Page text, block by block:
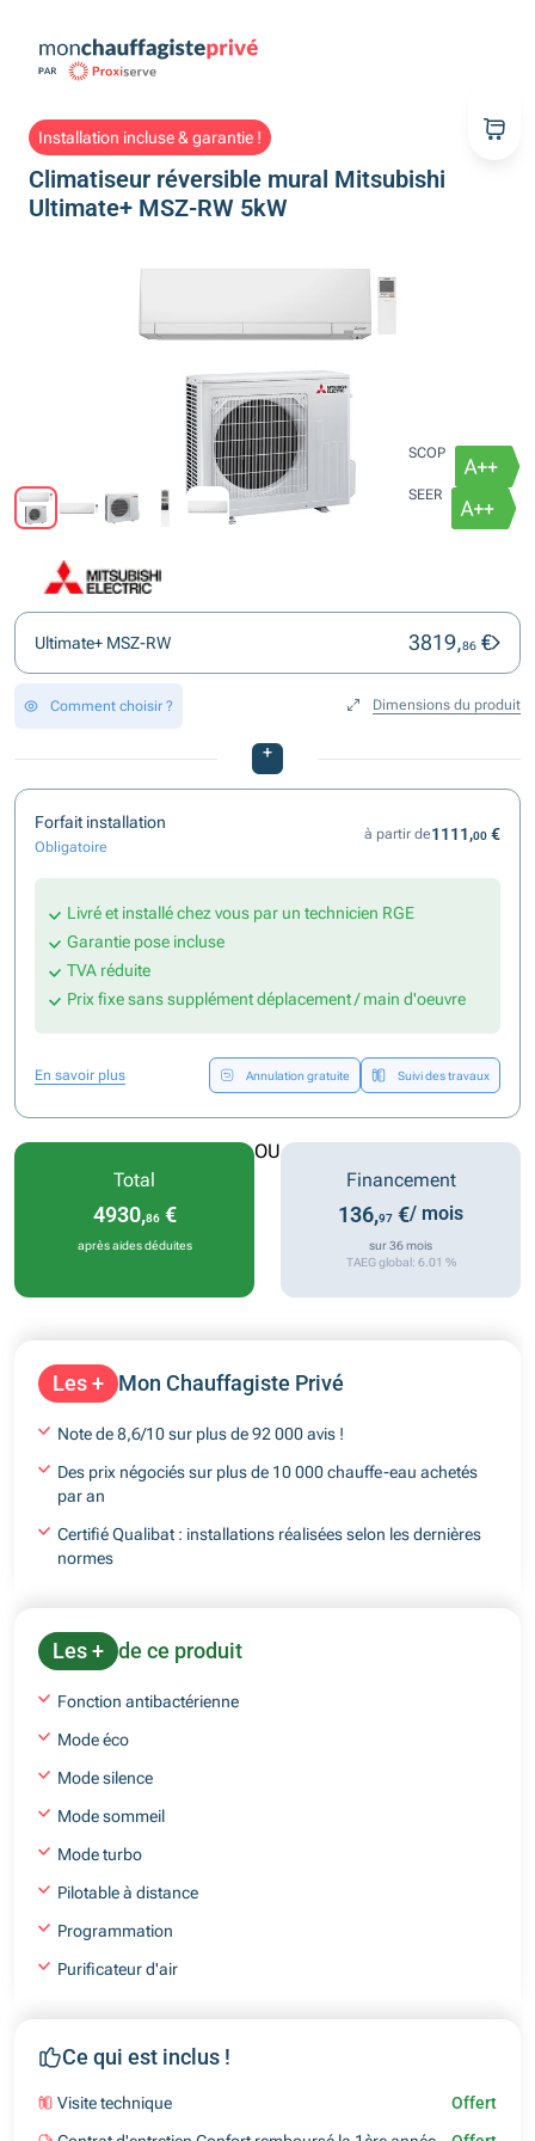
Installation incluse & garantie !
Climatiseur réversible mural Mitsubishi
Ultimate+ MSZ-RW 5kW
SCOP
SEER
Ultimate+ MSZ-RW 3819,86 €
Comment choisir ? Dimensions du produit
+
Forfait installation
Obligatoire
à partir de1111,00 €
Livré et installé chez vous par un technicien RGE
Garantie pose incluse
TVA réduite
Prix fixe sans supplément déplacement / main d'oeuvre
En savoir plus Annulation gratuite Suivi des travaux
Les + Mon Chauffagiste Privé
Note de 8,6/10 sur plus de 92 000 avis !
Des prix négociés sur plus de 10 000 chauffe-eau achetés
par an
Certifié Qualibat : installations réalisées selon les dernières
normes
Les + de ce produit
Fonction antibactérienne
Mode éco
Mode silence
Mode sommeil
Mode turbo
Pilotable à distance
Programmation
Purificateur d'air
Ce qui est inclus !
Visite technique
Offert
Total
4930,86€
après aides déduites
OU
Financement
136,97 €/ mois
sur 36 mois
TAEG global: 6.01 %